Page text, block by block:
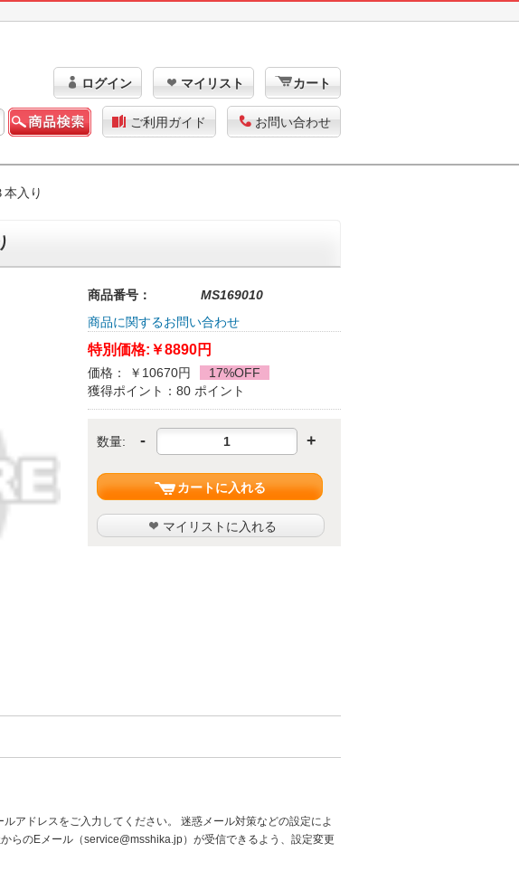
ログイン マイリスト カート
ご利用ガイド お問い合わせ
入り
商品番号：
MS169010
商品に関するお問い合わせ
特別価格: ￥8890円
価格： ￥10670円
17%OFF
獲得ポイント：80 ポイント
数量: - +
カートに入れる
マイリストに入れる
アドレスをご入力してください。 迷惑メール対策などの設定によ
らのEメール（service@msshika.jp）が受信できるよう、設定変更